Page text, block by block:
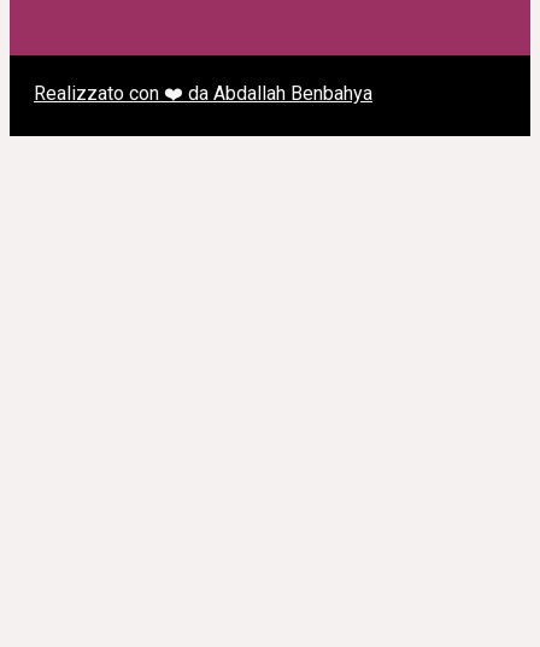
Realizzato con ❤️ da Abdallah Benbahya